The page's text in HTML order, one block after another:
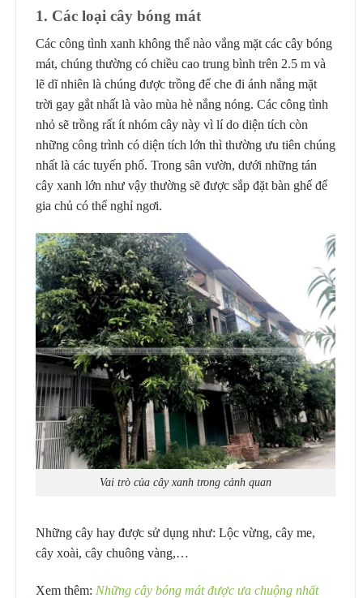
1. Các loại cây bóng mát
Các công tình xanh không thể nào vắng mặt các cây bóng
mát, chúng thường có chiều cao trung bình trên 2.5 m và
lẽ dĩ nhiên là chúng được trồng để che đi ánh nắng mặt
trời gay gắt nhất là vào mùa hè nắng nóng. Các công tình
nhỏ sẽ trồng rất ít nhóm cây này vì lí do diện tích còn
những công trình có diện tích lớn thì thường ưu tiên chúng
nhất là các tuyến phố. Trong sân vườn, dưới những tán
cây xanh lớn như vậy thường sẽ được sắp đặt bàn ghế để
gia chủ có thể nghỉ ngơi.
Vai trò của cây xanh trong cảnh quan
Những cây hay được sử dụng như: Lộc vừng, cây me,
cây xoài, cây chuông vàng,…
Xem thêm: Những cây bóng mát được ưa chuộng nhất